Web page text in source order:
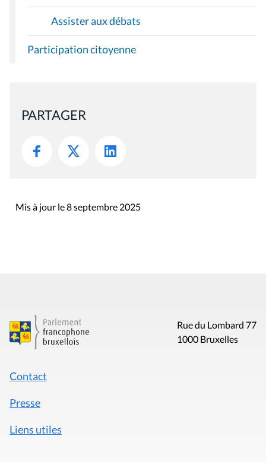
Assister aux débats
Participation citoyenne
PARTAGER
Mis à jour le 8 septembre 2025
Rue du Lombard 77
1000 Bruxelles
Contact
Presse
Liens utiles